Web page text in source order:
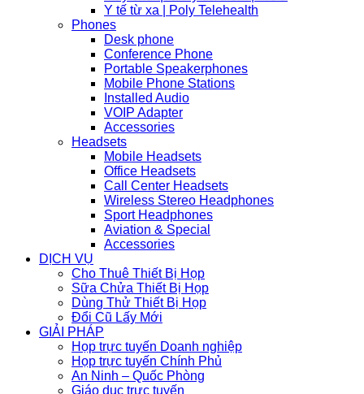
Y tế từ xa | Poly Telehealth
Phones
Desk phone
Conference Phone
Portable Speakerphones
Mobile Phone Stations
Installed Audio
VOIP Adapter
Accessories
Headsets
Mobile Headsets
Office Headsets
Call Center Headsets
Wireless Stereo Headphones
Sport Headphones
Aviation & Special
Accessories
DỊCH VỤ
Cho Thuê Thiết Bị Họp
Sữa Chửa Thiết Bị Họp
Dùng Thử Thiết Bị Họp
Đổi Cũ Lấy Mới
GIẢI PHÁP
Họp trực tuyến Doanh nghiệp
Họp trực tuyến Chính Phủ
An Ninh – Quốc Phòng
Giáo dục trực tuyến